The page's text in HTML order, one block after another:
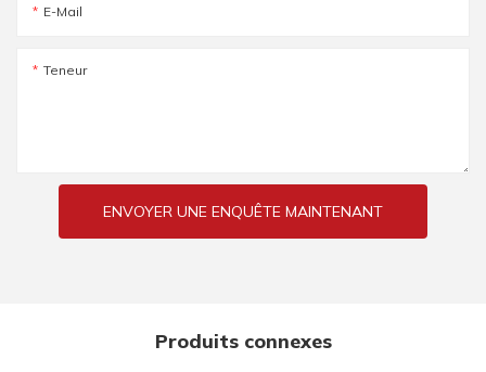
E-Mail
Teneur
ENVOYER UNE ENQUÊTE MAINTENANT
Produits connexes